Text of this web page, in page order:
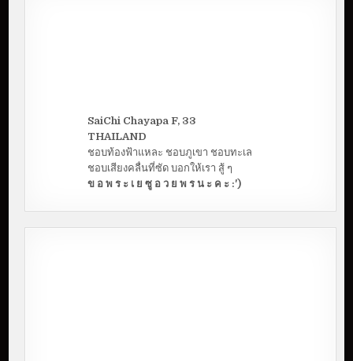
SaiChi Chayapa F, 33
THAILAND
ชอบท้องฟ้าแหละ ชอบภูเขา ชอบทะเล
ชอบเสียงคลื่นที่ซัด บอกให้เรา สู้ ๆ
ข อ พ ร ะ เ ย ซู อ ว ย พ ร น ะ ค ะ :')